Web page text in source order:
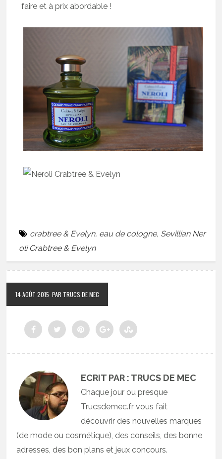
faire et à prix abordable !
crabtree & Evelyn, eau de cologne, Sevillian Ner
oli Crabtree & Evelyn
14 AOÛT 2015 PAR TRUCS DE MEC
ECRIT PAR : TRUCS DE MEC
Chaque jour ou presque
Trucsdemec.fr vous fait
découvrir des nouvelles marques
(de mode ou cosmétique), des conseils, des bonne
adresses, des bon plans et jeux concours.